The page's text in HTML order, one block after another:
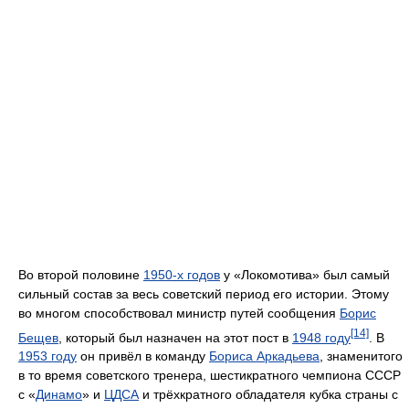
Во второй половине 1950-х годов у «Локомотива» был самый
сильный состав за весь советский период его истории. Этому
во многом способствовал министр путей сообщения Борис
Бещев , который был назначен на этот пост в 1948 году[14]
. В
1953 году он привёл в команду Бориса Аркадьева, знаменитого
в то время советского тренера, шестикратного чемпиона СССР
с «Динамо» и ЦДСАи трёхкратного обладателя кубка страны с